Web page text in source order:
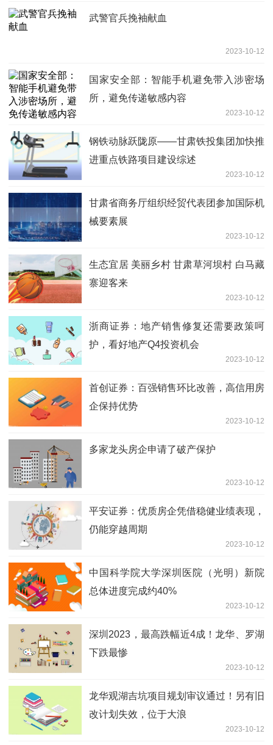
武警官兵挽袖献血
2023-10-12
国家安全部：智能手机避免带入涉密场
所，避免传递敏感内容
2023-10-12
钢铁动脉跃陇原——甘肃铁投集团加快推
进重点铁路项目建设综述
2023-10-12
甘肃省商务厅组织经贸代表团参加国际机
械要素展
2023-10-12
生态宜居 美丽乡村 甘肃草河坝村 白马藏
寨迎客来
2023-10-12
浙商证券：地产销售修复还需要政策呵
护，看好地产Q4投资机会
2023-10-12
首创证券：百强销售环比改善，高信用房
企保持优势
2023-10-12
多家龙头房企申请了破产保护
2023-10-12
平安证券：优质房企凭借稳健业绩表现，
仍能穿越周期
2023-10-12
中国科学院大学深圳医院（光明）新院
总体进度完成约40%
2023-10-12
深圳2023，最高跌幅近4成！龙华、罗湖
下跌最惨
2023-10-12
龙华观湖吉坑项目规划审议通过！另有旧
改计划失效，位于大浪
2023-10-12